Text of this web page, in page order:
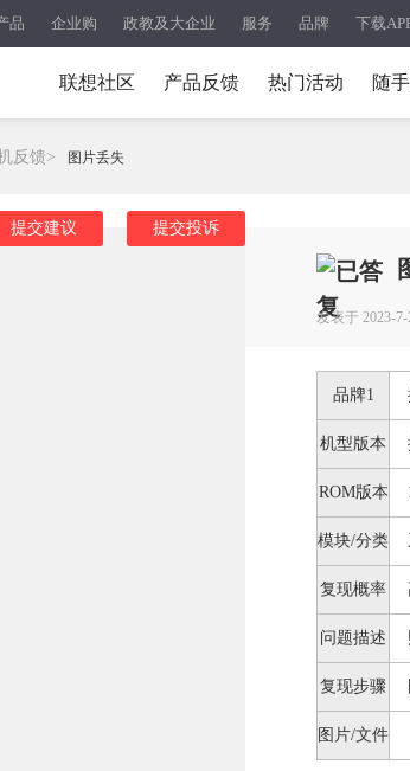
品 企业购 政教及大企业 服务 品牌 下载
联想社区 产品反馈 热门活动 随
反馈> 图片丢失
提交建议 提交投诉
发表于 2023-
品牌1
机型版本
ROM版本
模块/分类
复现概率
问题描述
复现步骤
图片/文件